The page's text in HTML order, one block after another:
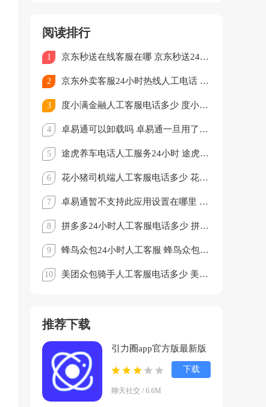
阅读排行
1 京东秒送在线客服在哪 京东秒送24小时人工客服电话多少
2 京东外卖客服24小时热线人工电话 京东外卖客服电话95172怎么转人工
3 度小满金融人工客服电话多少 度小满金融客服电话怎么转人工
4 卓易通可以卸载吗 卓易通一旦用了就不能停吗
5 途虎养车电话人工服务24小时 途虎养车客服电话怎么转人工
6 花小猪司机端人工客服电话多少 花小猪司机端怎么转人工客服
7 卓易通暂不支持此应用设置在哪里 卓易通不支持的软件怎么安装
8 拼多多24小时人工客服电话多少 拼多多客服电话95188怎么转人工
9 蜂鸟众包24小时人工客服 蜂鸟众包客服电话怎么转人工
10 美团众包骑手人工客服电话多少 美团众包骑手客服电话怎么转人工
推荐下载
引力圈app官方版最新版
(UniFans)v25101618 官
方正版
聊天社交 / 6.6M
下载